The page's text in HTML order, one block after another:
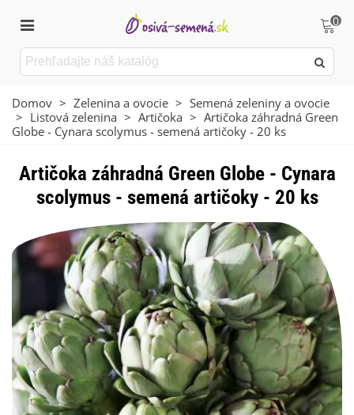
0
Domov > Zelenina a ovocie > Semená zeleniny a ovocie
> Listová zelenina > Artičoka > Artičoka záhradná Green
Globe - Cynara scolymus - semená artičoky - 20 ks
Artičoka záhradná Green Globe - Cynara
scolymus - semená artičoky - 20 ks